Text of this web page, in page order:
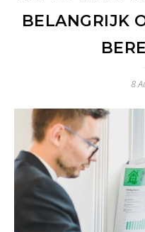
BELANGRIJK
8